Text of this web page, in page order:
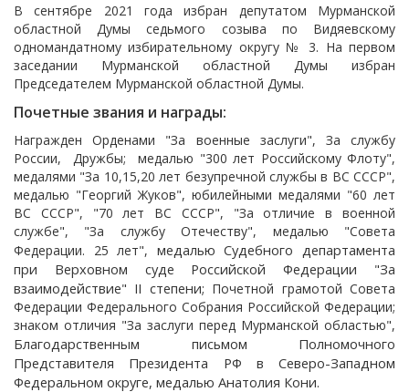
В сентябре 2021 года избран депутатом Мурманской
областной Думы седьмого созыва по Видяевскому
одномандатному избирательному округу № 3. На первом
заседании Мурманской областной Думы избран
Председателем Мурманской областной Думы.
Почетные звания и награды:
Награжден Орденами "За военные заслуги", За службу
России, Дружбы; медалью "300 лет Российскому Флоту",
медалями "За 10,15,20 лет безупречной службы в ВС СССР",
медалью "Георгий Жуков", юбилейными медалями "60 лет
ВС СССР", "70 лет ВС СССР", "За отличие в военной
службе", "За службу Отечеству", медалью "Совета
Федерации. 25 лет", медалью Судебного департамента
при Верховном суде Российской Федерации "За
взаимодействие" II степени; Почетной грамотой Совета
Федерации Федерального Собрания Российской Федерации;
знаком отличия "За заслуги перед Мурманской областью",
Благодарственным письмом Полномочного
Представителя Президента РФ в Северо-Западном
Федеральном округе, медалью Анатолия Кони.